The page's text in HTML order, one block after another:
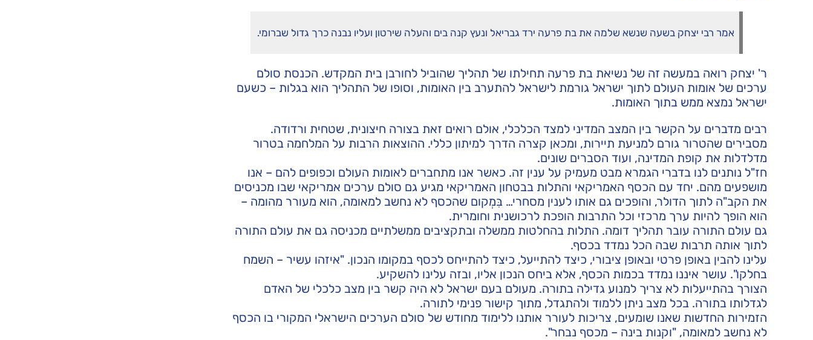
אמר רבי יצחק בשעה שנשא שלמה את בת פרעה ירד גבריאל ונעץ קנה בים והעלה שירטון ועליו נבנה כרך גדול שברומי.
ר' יצחק רואה במעשה זה של נשיאת בת פרעה תחילתו של תהליך שהוביל לחורבן בית המקדש. הכנסת סולם
ערכים של אומות העולם לתוך ישראל גורמת לישראל להתערב בין האומות, וסופו של התהליך הוא בגלות – כשעם
ישראל נמצא ממש בתוך האומות.
רבים מדברים על הקשר בין המצב המדיני למצד הכלכלי, אולם רואים זאת בצורה חיצונית, שטחית ורדודה.
מסבירים שהטרור גורם למניעת תיירות, ומכאן קצרה הדרך למיתון כללי. ההוצאות הרבות על המלחמה בטרור
מדלדלות את קופת המדינה, ועוד הסברים שונים.
חז"ל נותנים לנו בדברי הגמרא מבט מעמיק על ענין זה. כאשר אנו מתחברים לאומות העולם וכפופים להם – אנו
מושפעים מהם. יחד עם הכסף האמריקאי והתלות בבטחון האמריקאי מגיע גם סולם ערכים אמריקאי שבו מכניסים
את הקב"ה לתוך הדולר, והופכים גם אותו לענין מסחרי… בִּמְקום שהכסף לא נחשב למאומה, הוא מעורר מהומה –
הוא הופך להיות ערך מרכזי וכל התרבות הופכת לרכושנית וחומרית.
גם עולם התורה עובר תהליך דומה. התלות בהחלטות ממשלה ובתקציבים ממשלתיים מכניסה גם את עולם התורה
לתוך אותה תרבות שבה הכל נמדד בכסף.
עלינו להבין באופן פרטי ובאופן ציבורי, כיצד להתייעל, כיצד להתייחס לכסף במקומו הנכון. "איזהו עשיר – השמח
בחלקו". עושר איננו נמדד בכמות הכסף, אלא ביחס הנכון אליו, ובזה עלינו להשקיע.
הצורך בהתייעלות לא צריך למנוע גדילה בתורה. מעולם בעם ישראל לא היה קשר בין מצב כלכלי של האדם
לגדלותו בתורה. בכל מצב ניתן ללמוד ולהתגדל, מתוך קישור פנימי לתורה.
הזמירות החדשות שאנו שומעים, צריכות לעורר אותנו ללימוד מחודש של סולם הערכים הישראלי המקורי בו הכסף
לא נחשב למאומה, "וקנות בינה – מכסף נבחר".